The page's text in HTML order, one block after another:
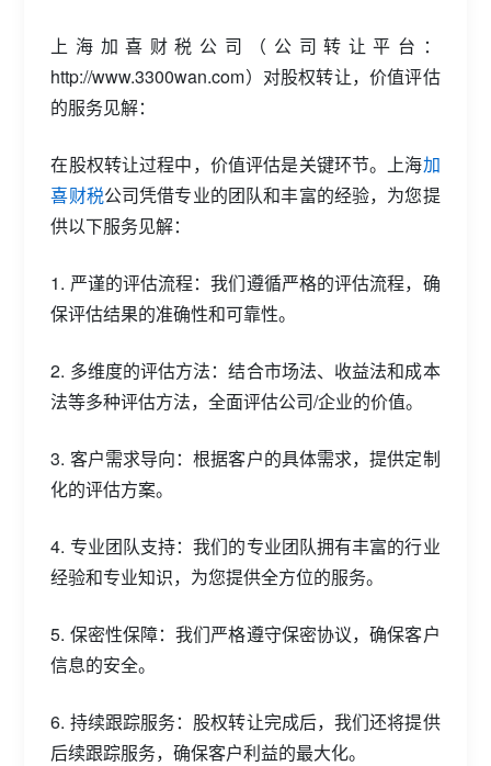
上海加喜财税公司（公司转让平台：
http://www.3300wan.com）对股权转让，价值评估
的服务见解：
在股权转让过程中，价值评估是关键环节。上海加
喜财税公司凭借专业的团队和丰富的经验，为您提
供以下服务见解：
1. 严谨的评估流程：我们遵循严格的评估流程，确
保评估结果的准确性和可靠性。
2. 多维度的评估方法：结合市场法、收益法和成本
法等多种评估方法，全面评估公司/企业的价值。
3. 客户需求导向：根据客户的具体需求，提供定制
化的评估方案。
4. 专业团队支持：我们的专业团队拥有丰富的行业
经验和专业知识，为您提供全方位的服务。
5. 保密性保障：我们严格遵守保密协议，确保客户
信息的安全。
6. 持续跟踪服务：股权转让完成后，我们还将提供
后续跟踪服务，确保客户利益的最大化。